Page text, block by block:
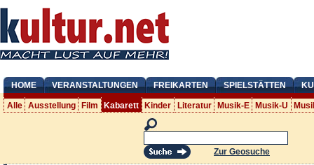
HOME VERANSTALTUNGEN FREIKARTEN SPIELSTÄTTEN
Alle Ausstellung Film Kabarett Kinder Literatur Musik-E Musik-U
Zur Geosuche